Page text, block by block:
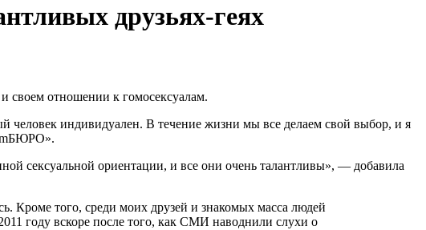
друзьях-геях
своем отношении к гомосексуалам.
индивидуален. В течение жизни мы все делаем свой выбор, и я
сексуальной ориентации, и все они очень талантливы», — добавила
Кроме того, среди моих друзей и знакомых масса людей
году вскоре после того, как СМИ наводнили слухи о